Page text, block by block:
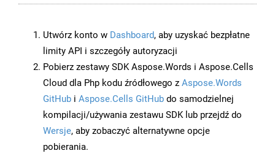
Utwórz konto w Dashboard, aby uzyskać bezpłatne
limity API i szczegóły autoryzacji
Pobierz zestawy SDK Aspose.Words i Aspose.Cells
Cloud dla Php kodu źródłowego z Aspose.Words
GitHub i Aspose.Cells GitHub do samodzielnej
kompilacji/używania zestawu SDK lub przejdź do
Wersje, aby zobaczyć alternatywne opcje
pobierania.